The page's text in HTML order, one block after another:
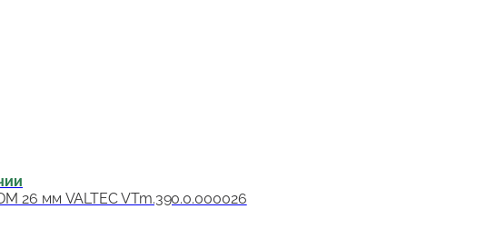
26 мм VALTEC VTm.390.0.000026